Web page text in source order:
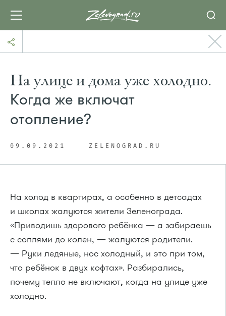
На улице и дома уже холодно.
Когда же включат
отопление?
09.09.2021 ZELENOGRAD.RU
На холод в квартирах, а особенно в детсадах
и школах жалуются жители Зеленограда.
«Приводишь здорового ребёнка — а забираешь
с соплями до колен, — жалуются родители.
— Руки ледяные, нос холодный, и это при том,
что ребёнок в двух кофтах». Разбирались,
почему тепло не включают, когда на улице уже
холодно.